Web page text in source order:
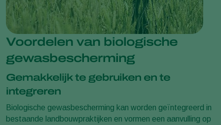
Voordelen van biologische
gewasbescherming
Gemakkelijk te gebruiken en te
integreren
Biologische gewasbescherming kan worden geïntegreerd in
bestaande landbouwpraktijken en vormen een aanvulling op